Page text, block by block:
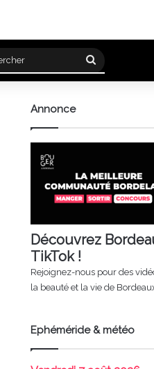
Rechercher
Annonce
Découvrez
TikTok !
Rejoignez-nous pour des
la beauté et la vie de
Ephéméride & météo